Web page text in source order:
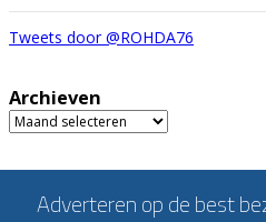
Tweets door @ROHDA76
Archieven
Archieven
Adverteren op de best